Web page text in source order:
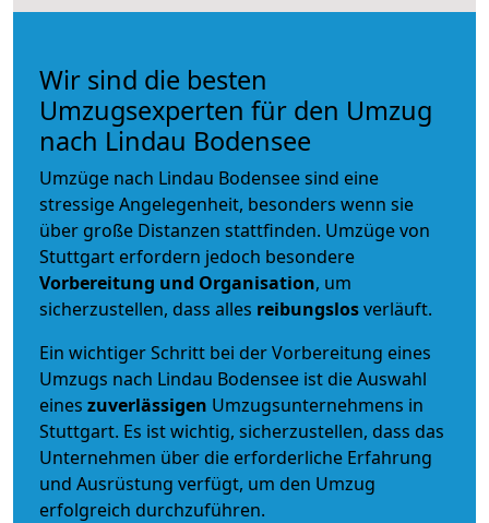
Wir sind die besten
Umzugsexperten für den Umzug
nach Lindau Bodensee
Umzüge nach Lindau Bodensee sind eine
stressige Angelegenheit, besonders wenn sie
über große Distanzen stattfinden. Umzüge von
Stuttgart erfordern jedoch besondere
Vorbereitung und Organisation, um
sicherzustellen, dass alles reibungslosverläuft.
Ein wichtiger Schritt bei der Vorbereitung eines
Umzugs nach Lindau Bodensee ist die Auswahl
eines zuverlässigen Umzugsunternehmens in
Stuttgart. Es ist wichtig, sicherzustellen, dass das
Unternehmen über die erforderliche Erfahrung
und Ausrüstung verfügt, um den Umzug
erfolgreich durchzuführen.